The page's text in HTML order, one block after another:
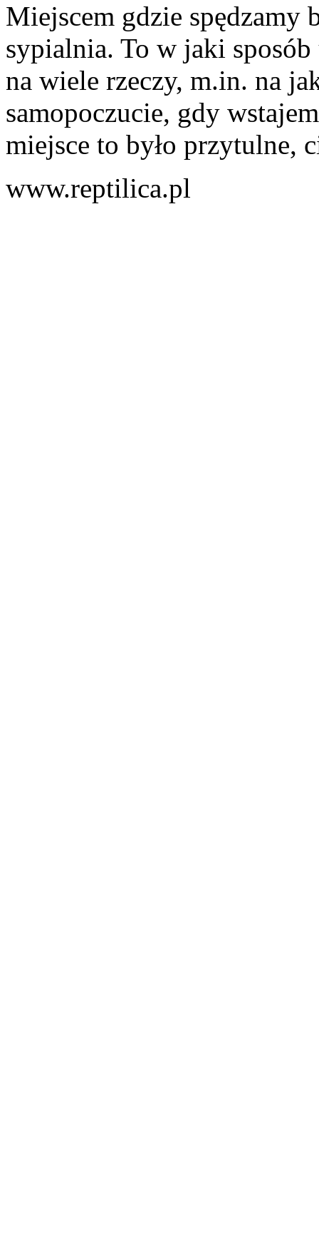
Miejscem gdzie spędzamy
sypialnia. To w jaki
na wiele rzeczy, m.in. na
samopoczucie, gdy
miejsce to było przytulne,
www.reptilica.pl